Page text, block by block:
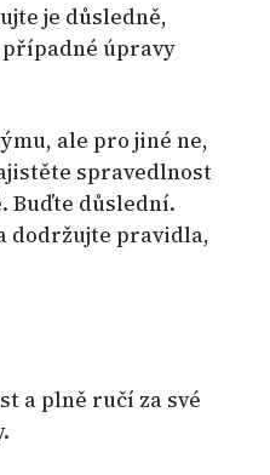
je důsledně,
případné úpravy
ale pro jiné ne,
spravedlnost
Buďte důslední.
dodržujte pravidla,
a plně ručí za své